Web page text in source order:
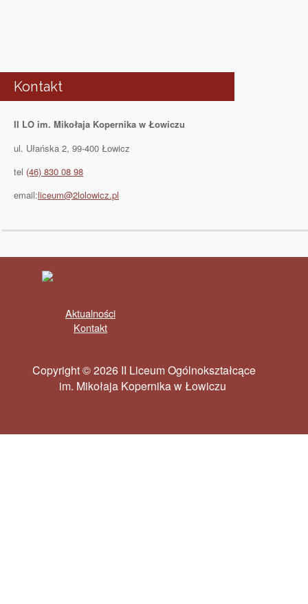
Kontakt
II LO im. Mikołaja Kopernika w Łowiczu
ul. Ułańska 2, 99-400 Łowicz
tel (46) 830 08 98
email:liceum@2lolowicz.pl
Aktualności
Kontakt
Copyright © 2026 II Liceum Ogólnokształcące
im. Mikołaja Kopernika w Łowiczu